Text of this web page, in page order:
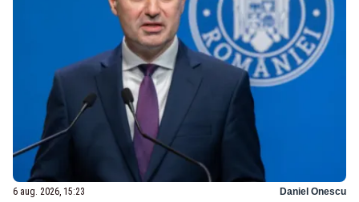
6 aug. 2026, 15:23 Daniel Onescu